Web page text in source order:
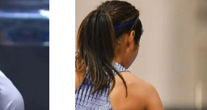
названа причина
Главный тренер
подвёл итоги
03:28, 07 августа 2026